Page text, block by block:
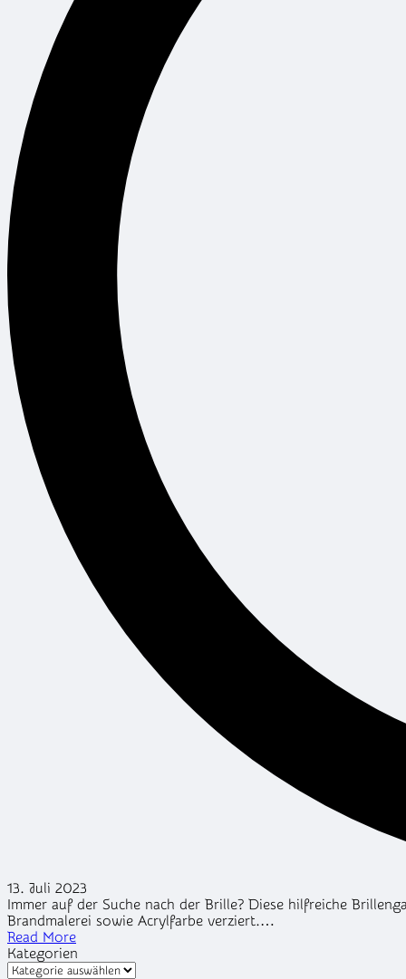
13. Juli 2023
Immer auf der Suche nach der Brille? Diese hilfreiche
Brandmalerei sowie Acrylfarbe verziert.…
Read More
Kategorien